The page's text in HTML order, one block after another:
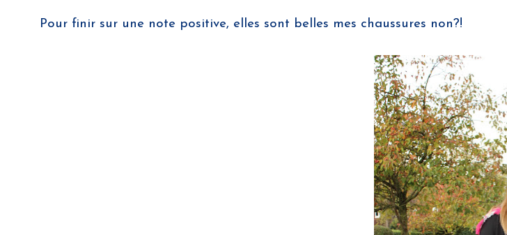
Pour finir sur une note positive, elles sont belles mes chaussures non?!